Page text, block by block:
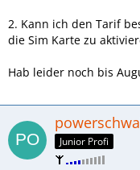
2. Kann ich den Tarif
die Sim Karte zu
Hab leider noch bis
Junior Profi